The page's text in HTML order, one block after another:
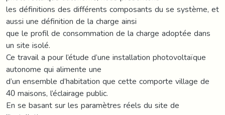
les définitions des différents composants du se système, et
aussi une définition de la charge ainsi
que le profil de consommation de la charge adoptée dans
un site isolé.
Ce travail a pour l’étude d’une installation photovoltaïque
autonome qui alimente une
d’un ensemble d’habitation que cette comporte village de
40 maisons, l’éclairage public.
En se basant sur les paramètres réels du site de